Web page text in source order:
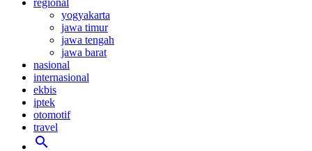
regional
yogyakarta
jawa timur
jawa tengah
jawa barat
nasional
internasional
ekbis
iptek
otomotif
travel
search